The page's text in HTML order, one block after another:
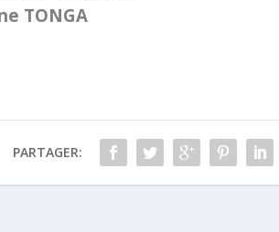
TONGA
PARTAGER: